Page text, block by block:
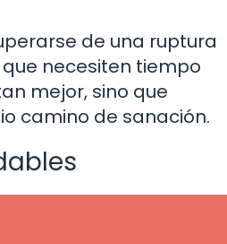
de una ruptura
necesiten tiempo
mejor, sino que
camino de sanación.